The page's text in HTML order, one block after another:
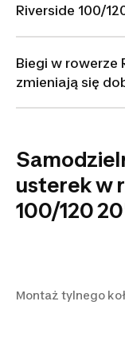
Riverside 100/
Biegi w rowerze
zmieniają się
usterek w
100/120
Montaż tylnego